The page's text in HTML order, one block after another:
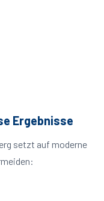
Ergebnisse
setzt auf moderne